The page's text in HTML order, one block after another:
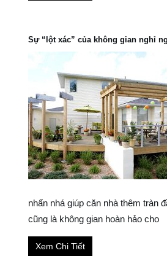
Sự “lột xác” của không gian nghỉ
nhấn nhá giúp căn nhà thêm tràn
cũng là không gian hoàn hảo cho
Xem Chi Tiết